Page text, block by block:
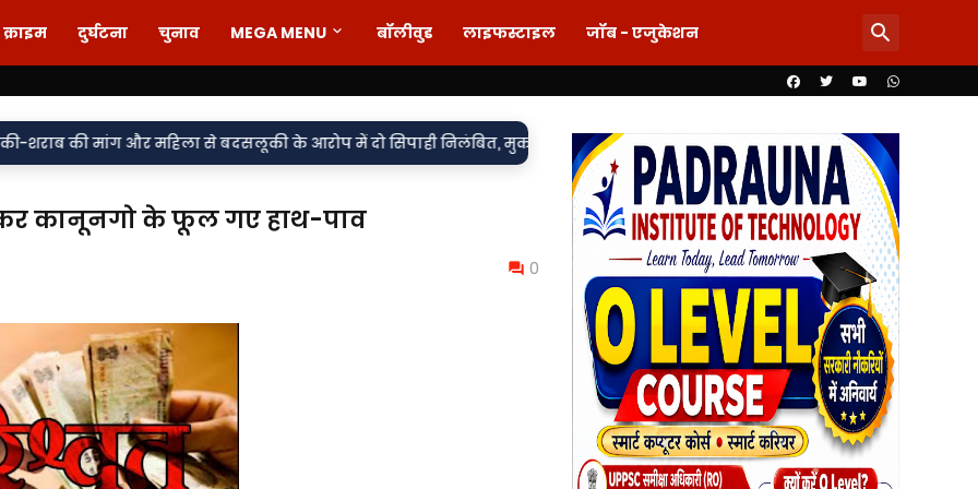
क्राइम दुर्घटना चुनाव MEGA MENU बॉलीवुड लाइफस्टाइल जॉब - एजुकेशन
महिला से बदसलूकी के आरोप में दो सिपाही निलंबित, मुकदमा दर्ज,• 85 लाख का खेल या पारदर्शिता पर पर्दा? शिलापट्ट से गायब लागत
कानूनगो के फूल गए हाथ-पाव
0